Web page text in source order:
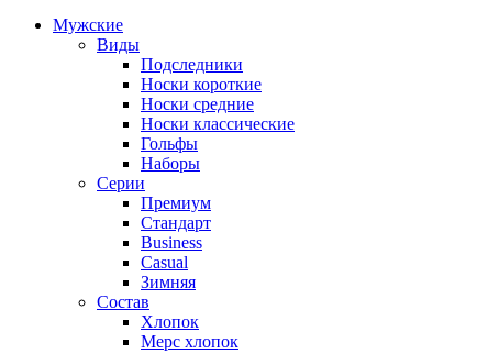
Мужские
Виды
Подследники
Носки короткие
Носки средние
Носки классические
Гольфы
Наборы
Серии
Премиум
Стандарт
Business
Casual
Зимняя
Состав
Хлопок
Мерс хлопок